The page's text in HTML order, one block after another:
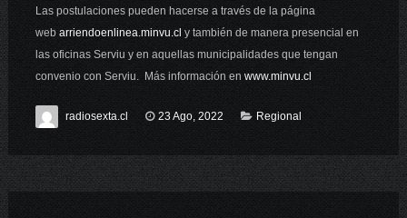
Las postulaciones pueden hacerse a través de la página
web arriendoenlinea.minvu.cl y también de manera presencial en
las oficinas Serviu y en aquellas municipalidades que tengan
convenio con Serviu. Más información en www.minvu.cl
radiosexta.cl 23 Ago, 2022 Regional